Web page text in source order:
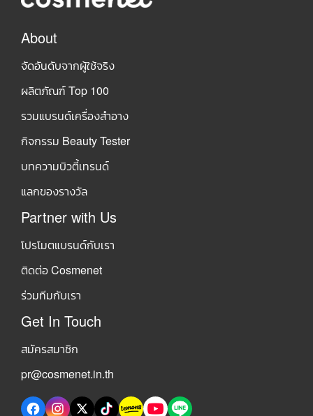
About
จัดอันดับจากผู้ใช้จริง
ผลิตภัณฑ์ Top 100
รวมแบรนด์เครื่องสำอาง
กิจกรรม Beauty Tester
บทความบิวตี้เทรนด์
แลกของรางวัล
Partner with Us
โปรโมตแบรนด์กับเรา
ติดต่อ Cosmenet
ร่วมทีมกับเรา
Get In Touch
สมัครสมาชิก
pr@cosmenet.in.th